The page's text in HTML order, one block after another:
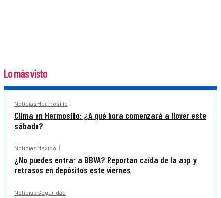
Lo más visto
Noticias Hermosillo
Clima en Hermosillo: ¿A qué hora comenzará a llover este
sábado?
Noticias México
¿No puedes entrar a BBVA? Reportan caída de la app y
retrasos en depósitos este viernes
Noticias Seguridad